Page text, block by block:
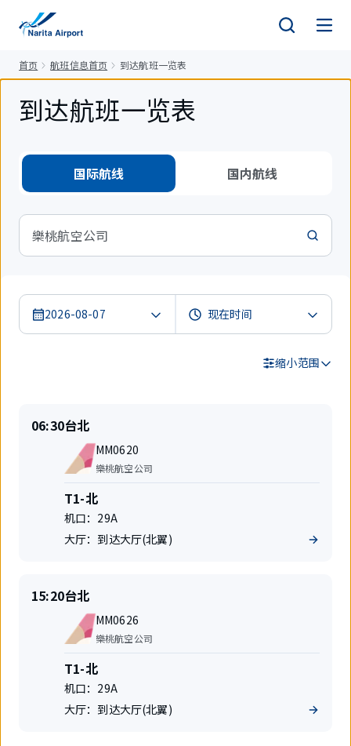
首页 航班信息首页 到达航班一览表
到达航班一览表
国际航线 国内航线
樂桃航空公司
2026-08-07
缩小范围
搜
索
准
时
06:30出
发
台北
航
班
号
MM0620
航
空
公
司
樂桃航空公司
航
站
楼
T1-北
机口： 29A
大厅： 到达大厅(北翼)
准
时
15:20出
发
台北
航
班
号
MM0626
航
空
公
司
樂桃航空公司
航
站
楼
T1-北
机口： 29A
大厅： 到达大厅(北翼)